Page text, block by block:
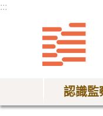
:::
認識監